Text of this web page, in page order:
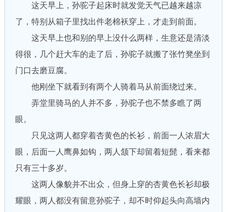
这天早上，孙驼子起床时就发觉天气已越来越凉
了，特别从箱子里找出件老棉袄穿上，才走到前面。
这天早上也和别的早上没什么两样，生意还是清淡
得很，几个赶大车的走了后，孙驼子就搬了张竹凳坐到
门口去磨豆腐。
他刚坐下就看到有两个人骑着马从前面绕过来。
弄堂里骑马的人并不多，孙驼子也不禁多瞧了两
眼。
只见这两人都穿着杏黄色的长衫，前面一人浓眉大
眼，后面一人鹰鼻如钩，两人颔下却留着短髭，看来都
只有三十多岁。
这两人像貌并不出众，但身上穿的杏黄色长衫却极
耀眼，两人都没有留意孙驼子，却不时仰起头向高墙内